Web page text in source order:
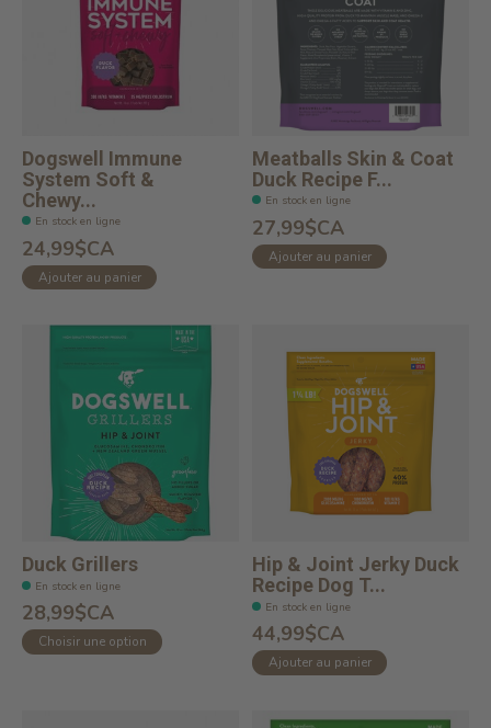
Dogswell Immune
System Soft &
Chewy...
En stock en ligne
24,99$CA
Ajouter au panier
Meatballs Skin & Coat
Duck Recipe F...
En stock en ligne
27,99$CA
Ajouter au panier
Duck Grillers
En stock en ligne
28,99$CA
Choisir une option
Hip & Joint Jerky Duck
Recipe Dog T...
En stock en ligne
44,99$CA
Ajouter au panier